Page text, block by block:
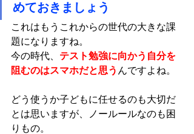
めておきましょう
これはもうこれからの世代の大きな課
題になりますね。
今の時代、 テスト勉強に向かう自分を
阻むのはスマホだと思う んですよね。
どう使うか子どもに任せるのも大切だ
とは思いますが、ノールールなのも困
りもの。